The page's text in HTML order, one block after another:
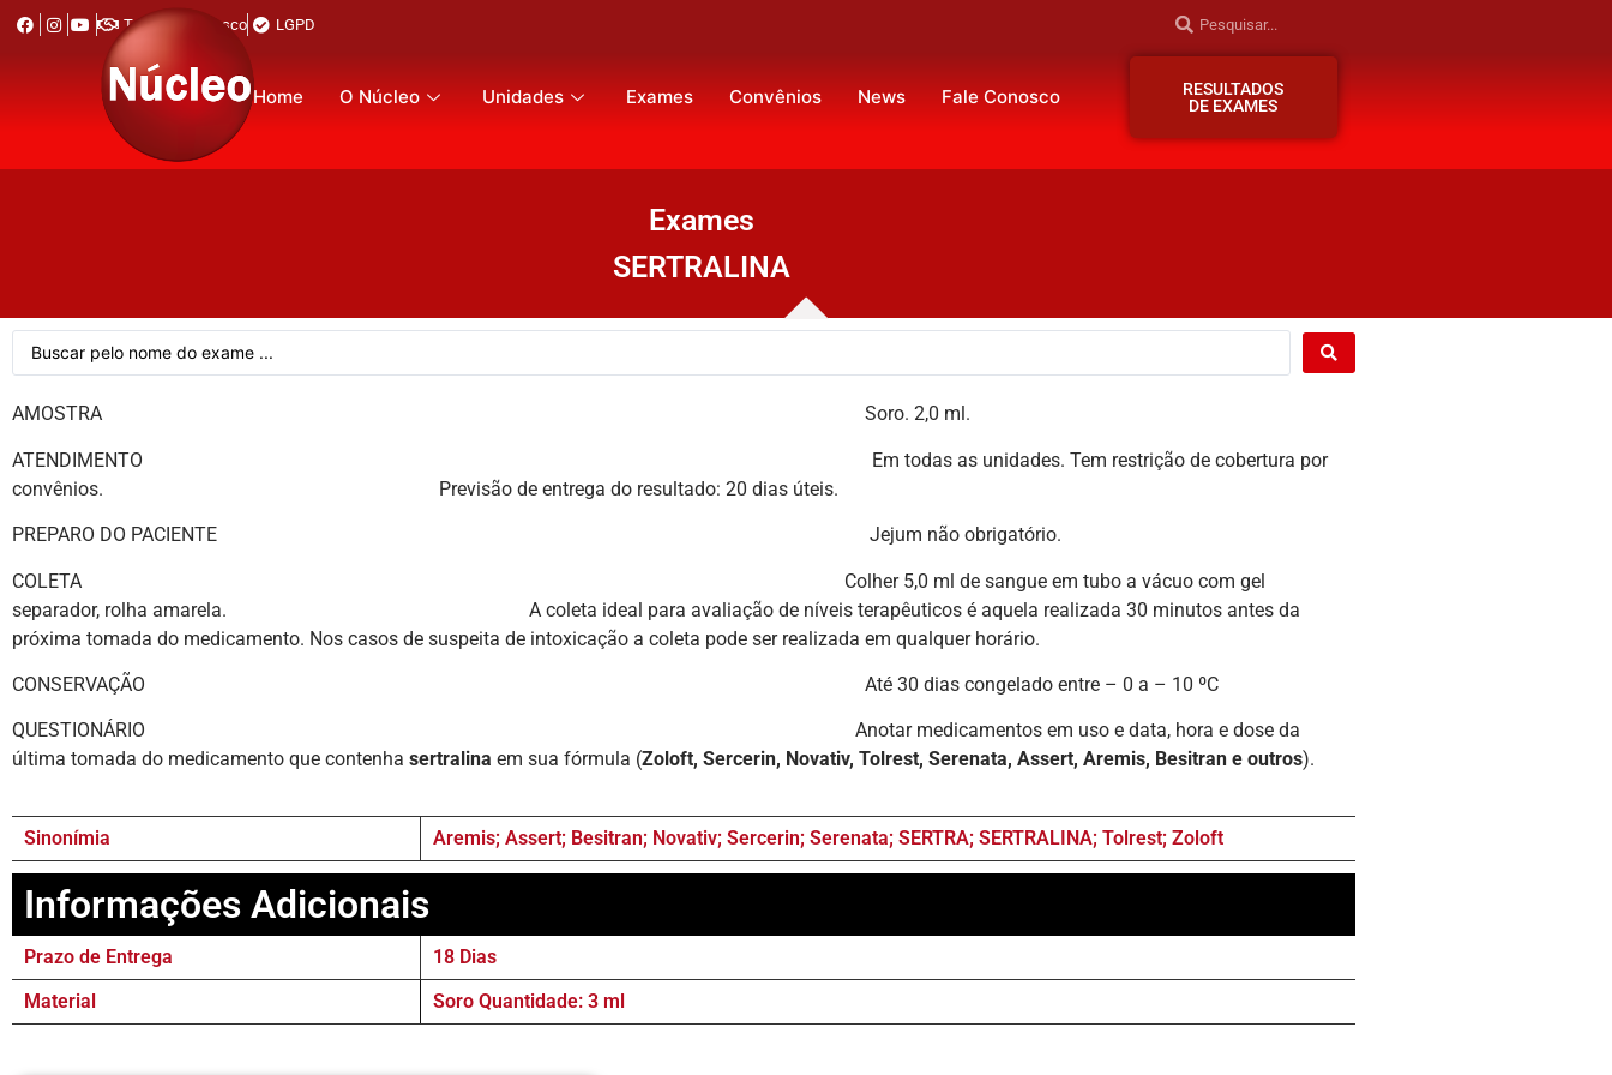
Trabalhe Conosco LGPD
Home O Núcleo Unidades Exames Convênios News Fale Conosco
RESULTADOS
DE EXAMES
Exames
SERTRALINA
AMOSTRA Soro. 2,0 ml.
ATENDIMENTO Em todas as unidades. Tem restrição de cobertura por
convênios. Previsão de entrega do resultado: 20 dias úteis.
PREPARO DO PACIENTE Jejum não obrigatório.
COLETA Colher 5,0 ml de sangue em tubo a vácuo com gel
separador, rolha amarela. A coleta ideal para avaliação de níveis terapêuticos é aquela realizada 30 minutos antes da
próxima tomada do medicamento. Nos casos de suspeita de intoxicação a coleta pode ser realizada em qualquer horário.
CONSERVAÇÃO Até 30 dias congelado entre – 0 a – 10 ºC
QUESTIONÁRIO Anotar medicamentos em uso e data, hora e dose da
última tomada do medicamento que contenha sertralina em sua fórmula (Zoloft, Sercerin, Novativ, Tolrest, Serenata, Assert, Aremis, Besitran e outros).
Sinonímia Aremis; Assert; Besitran; Novativ; Sercerin; Serenata; SERTRA; SERTRALINA; Tolrest; Zoloft
Informações Adicionais
Prazo de Entrega
18 Dias
Material
Soro Quantidade: 3 ml